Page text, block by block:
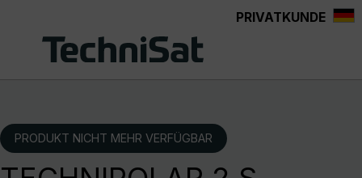
PRIVATKUNDE
PRODUKT NICHT MEHR VERFÜGBAR